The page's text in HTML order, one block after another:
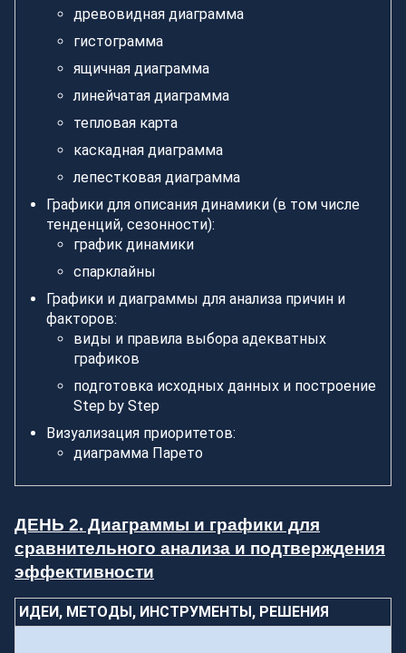
древовидная диаграмма
гистограмма
ящичная диаграмма
линейчатая диаграмма
тепловая карта
каскадная диаграмма
лепестковая диаграмма
Графики для описания динамики (в том числе
тенденций, сезонности):
график динамики
спарклайны
Графики и диаграммы для анализа причин и
факторов:
виды и правила выбора адекватных
графиков
подготовка исходных данных и построение
Step by Step
Визуализация приоритетов:
диаграмма Парето
ДЕНЬ 2. Диаграммы и графики для
сравнительного анализа и подтверждения
эффективности
ИДЕИ, МЕТОДЫ, ИНСТРУМЕНТЫ, РЕШЕНИЯ